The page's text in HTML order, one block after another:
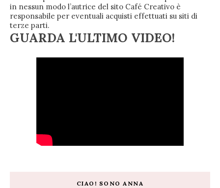
in nessun modo l’autrice del sito Café Creativo è
responsabile per eventuali acquisti effettuati su siti di
terze parti.
GUARDA L'ULTIMO VIDEO!
CIAO! SONO ANNA